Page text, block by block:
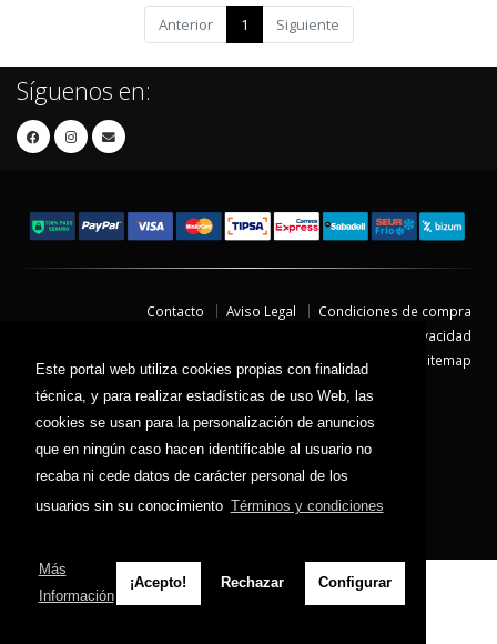
Este portal web utiliza cookies propias con finalidad
técnica, y para realizar estadísticas de uso Web, las
cookies se usan para la personalización de anuncios
que en ningún caso hacen identificable al usuario no
recaba ni cede datos de carácter personal de los
usuarios sin su conocimiento Términos y condiciones
Más
Información
¡Acepto! Rechazar Configurar
Anterior 1 Siguiente
Síguenos en:
Contacto Aviso Legal
Condiciones de compra
Política de Privacidad
Política de Cookies
Sitemap
© 2026 - Todos los derechos reservados.